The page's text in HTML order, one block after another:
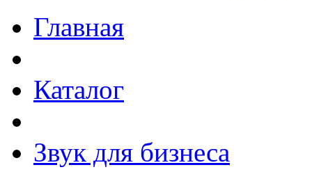
Главная
Каталог
Звук для бизнеса